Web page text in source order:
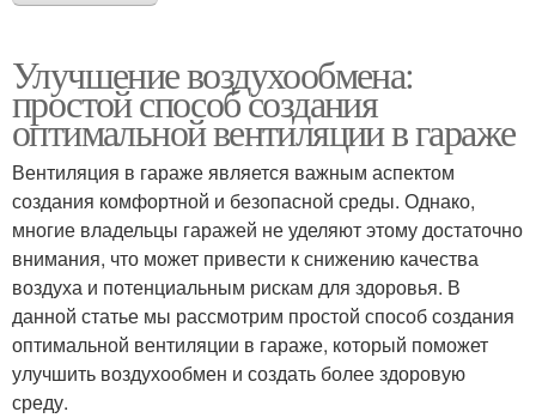
Улучшение воздухообмена:
простой способ создания
оптимальной вентиляции в гараже
Вентиляция в гараже является важным аспектом
создания комфортной и безопасной среды. Однако,
многие владельцы гаражей не уделяют этому достаточно
внимания, что может привести к снижению качества
воздуха и потенциальным рискам для здоровья. В
данной статье мы рассмотрим простой способ создания
оптимальной вентиляции в гараже, который поможет
улучшить воздухообмен и создать более здоровую
среду.